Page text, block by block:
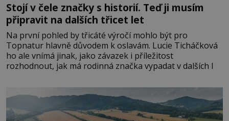
Stojí v čele značky s historií. Teď ji musím
připravit na dalších třicet let
Na první pohled by třicáté výročí mohlo být pro
Topnatur hlavně důvodem k oslavám. Lucie Ticháčková
ho ale vnímá jinak, jako závazek i příležitost
rozhodnout, jak má rodinná značka vypadat v dalších l